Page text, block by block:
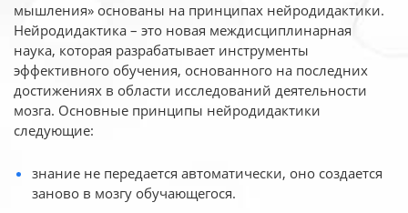
мышления» основаны на принципах нейродидактики.
Нейродидактика – это новая междисциплинарная
наука, которая разрабатывает инструменты
эффективного обучения, основанного на последних
достижениях в области исследований деятельности
мозга. Основные принципы нейродидактики
следующие:
знание не передается автоматически, оно создается
заново в мозгу обучающегося.